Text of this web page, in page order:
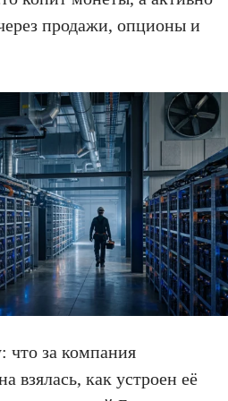
продажи, опционы и
что за компания
взялась, как устроен её